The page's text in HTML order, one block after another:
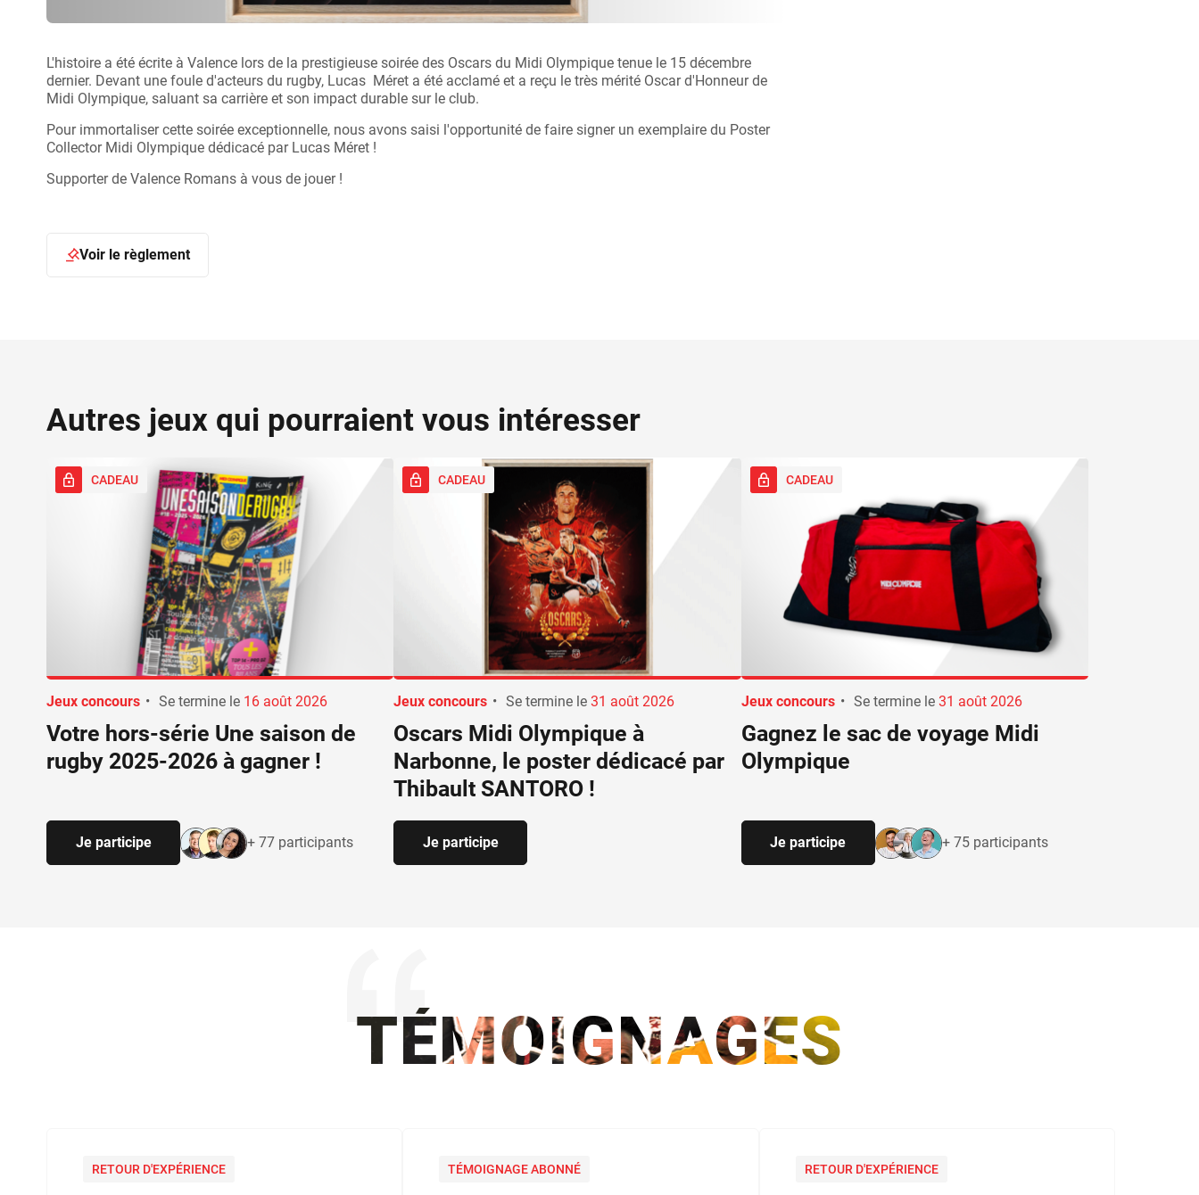
L'histoire a été écrite à Valence lors de la prestigieuse soirée des Oscars du Midi Olympique tenue le 15 décembre
dernier. Devant une foule d'acteurs du rugby, Lucas Méret a été acclamé et a reçu le très mérité Oscar d'Honneur de
Midi Olympique, saluant sa carrière et son impact durable sur le club.
Pour immortaliser cette soirée exceptionnelle, nous avons saisi l'opportunité de faire signer un exemplaire du Poster
Collector Midi Olympique dédicacé par Lucas Méret !
Supporter de Valence Romans à vous de jouer !
Voir le règlement
Autres jeux qui pourraient vous intéresser
CADEAU
Jeux concours • Se termine le 16 août 2026
Votre hors-série Une saison de
rugby 2025-2026 à gagner !
Je participe + 77 participants
CADEAU
Jeux concours • Se termine le 31 août 2026
Oscars Midi Olympique à
Narbonne, le poster dédicacé par
Thibault SANTORO !
Je participe
CADEAU
Jeux concours • Se termine le 31 août 2026
Gagnez le sac de voyage Midi
Olympique
Je participe + 75 participants
TÉMOIGNAGES
RETOUR D'EXPÉRIENCE TÉMOIGNAGE ABONNÉ RETOUR D'EXPÉRIENCE